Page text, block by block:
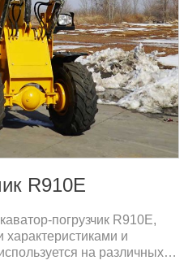
R910E
погрузчик R910E,
и
на различных